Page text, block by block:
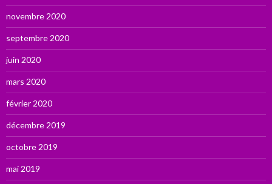
novembre 2020
septembre 2020
juin 2020
mars 2020
février 2020
décembre 2019
octobre 2019
mai 2019